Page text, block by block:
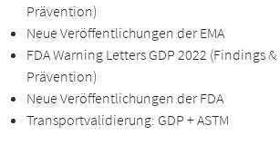
Prävention)
Neue Veröffentlichungen der EMA
FDA Warning Letters GDP 2022 (Findings
Prävention)
Neue Veröffentlichungen der FDA
Transportvalidierung: GDP + ASTM